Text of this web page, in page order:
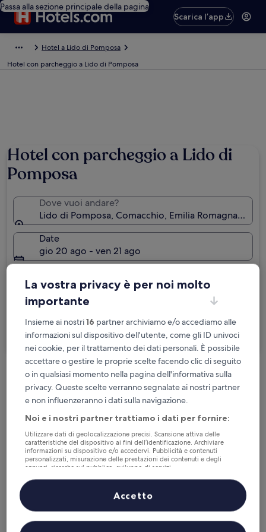
Passa alla sezione principale della pagina
Scarica l’app
Hotel a Lido di Pomposa
Hotel con parcheggio a Lido di Pomposa
Hotel con parcheggio a Lido di
Pomposa
Dove vuoi andare?
Lido di Pomposa, Comacchio, Emilia Romagna, Italia
Date
gio 20 ago - ven 21 ago
2 persone, 1 camera
Sono in viaggio per lavoro
Cerca
Cancellazione gratuita se cambi
programma
Accumula vantaggi con ogni notte di
soggiorno
Risparmia di più con le tariffe per soli
iscritti
Controlla i prezzi per queste date
La vostra privacy è per noi molto
importante
Insieme ai nostri16 partner archiviamo e/o accediamo alle
informazioni sul dispositivo dell'utente, come gli ID univoci
nei cookie, per il trattamento dei dati personali. È possibile
accettare o gestire le proprie scelte facendo clic di seguito
o in qualsiasi momento nella pagina dell'informativa sulla
privacy. Queste scelte verranno segnalate ai nostri partner
e non influenzeranno i dati sulla navigazione.
Noi e i nostri partner trattiamo i dati per fornire:
Utilizzare dati di geolocalizzazione precisi. Scansione attiva delle
caratteristiche del dispositivo ai fini dell’identificazione. Archiviare
informazioni su dispositivo e/o accedervi. Pubblicità e contenuti
personalizzati, misurazione delle prestazioni dei contenuti e degli
annunci, ricerche sul pubblico, sviluppo di servizi.
Elenco dei partner (fornitori)
Accetto